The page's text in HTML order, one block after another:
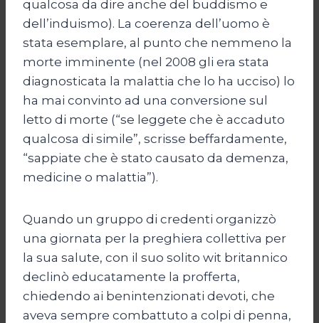
qualcosa da dire anche del buddismo e
dell’induismo). La coerenza dell’uomo è
stata esemplare, al punto che nemmeno la
morte imminente (nel 2008 gli era stata
diagnosticata la malattia che lo ha ucciso) lo
ha mai convinto ad una conversione sul
letto di morte (“se leggete che è accaduto
qualcosa di simile”, scrisse beffardamente,
“sappiate che è stato causato da demenza,
medicine o malattia”).
Quando un gruppo di credenti organizzò
una giornata per la preghiera collettiva per
la sua salute, con il suo solito wit britannico
declinò educatamente la profferta,
chiedendo ai benintenzionati devoti, che
aveva sempre combattuto a colpi di penna,